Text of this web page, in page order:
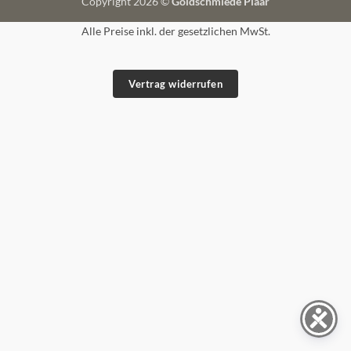
Alle Preise inkl. der gesetzlichen MwSt.
Vertrag widerrufen